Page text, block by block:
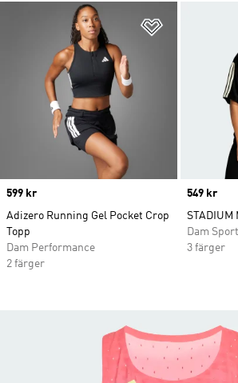
Lägg till på
Price
599 kr
Adizero Running Gel Pocket Crop
Topp
Dam Performance
2 färger
Price
549 kr
STADIUM
Dam
3 färger